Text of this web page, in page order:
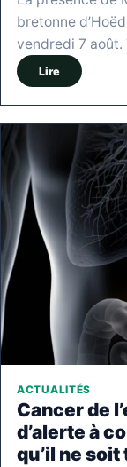
bretonne
vendredi 7
Lire
ACTUALITÉS
Cancer de
d’alerte à
qu’il ne